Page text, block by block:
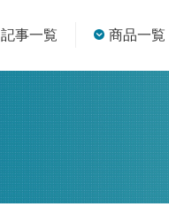
記事一覧 商品一覧